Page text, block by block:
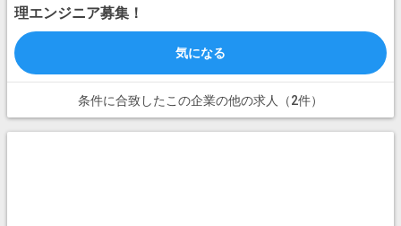
理エンジニア募集！
気になる
条件に合致したこの企業の他の求人（2件）